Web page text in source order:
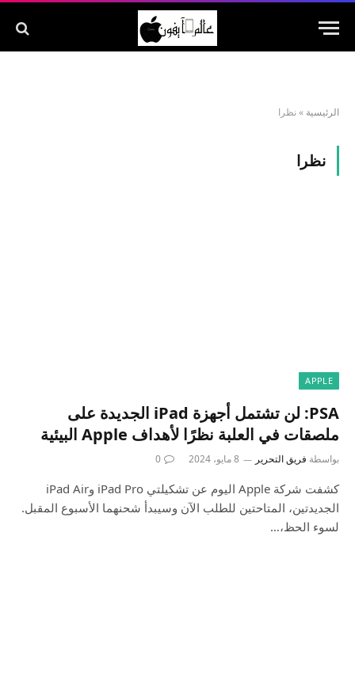
الرئيسية »نظرا
نظرا
APPLE
PSA: لن تشتمل أجهزة iPad الجديدة على
ملصقات في العلبة نظرًا لأهداف Apple البيئية
بواسطة فريق التحرير 8 مايو، 2024 0
كشفت شركة Apple اليوم عن تشكيلتي iPad Pro وiPad Air
الجديدتين، المتاحتين للطلب الآن وسيبدأ شحنهما الأسبوع المقبل.
لسوء الحظ،…